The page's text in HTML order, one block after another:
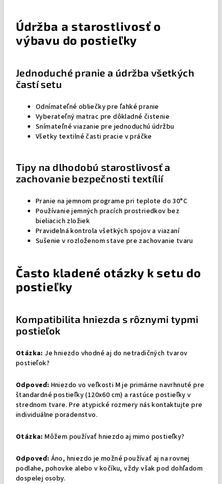
Údržba a starostlivosť o
výbavu do postieľky
Jednoduché pranie a údržba všetkých
častí setu
Odnímateľné obliečky pre ľahké pranie
Vyberateľný matrac pre dôkladné čistenie
Snímateľné viazanie pre jednoduchú údržbu
Všetky textilné časti pracie v práčke
Tipy na dlhodobú starostlivosť a
zachovanie bezpečnosti textílií
Pranie na jemnom programe pri teplote do 30°C
Používanie jemných pracích prostriedkov bez
bieliacich zložiek
Pravidelná kontrola všetkých spojov a viazaní
Sušenie v rozloženom stave pre zachovanie tvaru
Často kladené otázky k setu do
postieľky
Kompatibilita hniezda s rôznymi typmi
postieľok
Otázka: Je hniezdo vhodné aj do netradičných tvarov
postieľok?
Odpoveď: Hniezdo vo veľkosti M je primárne navrhnuté pre
štandardné postieľky (120x60 cm) a rastúce postieľky v
strednom tvare. Pre atypické rozmery nás kontaktujte pre
individuálne poradenstvo.
Otázka: Môžem používať hniezdo aj mimo postieľky?
Odpoveď: Áno, hniezdo je možné používať aj na rovnej
podlahe, pohovke alebo v kočíku, vždy však pod dohľadom
dospelej osoby.